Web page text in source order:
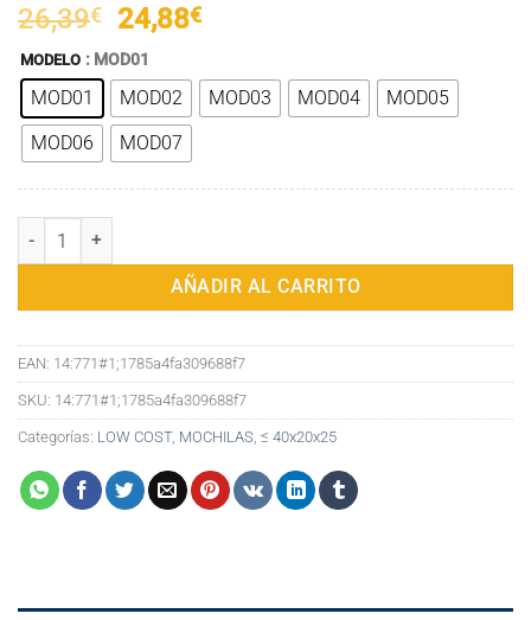
26,39€
El
precio
original
era:
26,39€.
24,88€El
actual
es:
MODELO : MOD01
MOD01 MOD02 MOD03 MOD04
MOD05
MOD06
MOD07
Mini mochila multifunción para hombre y mujer, morral pequeño
AÑADIR AL CARRITO
EAN: 14:771#1;1785a4fa309688f7
SKU: 14:771#1;1785a4fa309688f7
Categorías: LOW COST, MOCHILAS ≤ 40x20x25